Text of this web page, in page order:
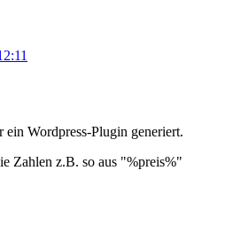
ein Wordpress-Plugin generiert.
Zahlen z.B. so aus "%preis%"